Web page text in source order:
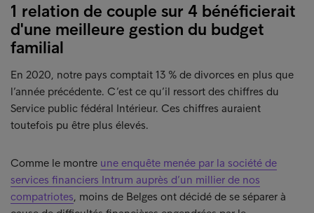
1 relation de couple sur 4 bénéficierait
d'une meilleure gestion du budget
familial
En 2020, notre pays comptait 13 % de divorces en plus que
l’année précédente. C’est ce qu’il ressort des chiffres du
Service public fédéral Intérieur. Ces chiffres auraient
toutefois pu être plus élevés.
Comme le montre une enquête menée par la société de
services financiers Intrum auprès d’un millier de nos
compatriotes, moins de Belges ont décidé de se séparer à